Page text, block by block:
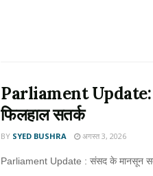
Parliament Update: संसद
फिलहाल सतर्क
BY SYED BUSHRA अगस्त 3, 2026
Parliament Update : संसद के मानसून सत्र